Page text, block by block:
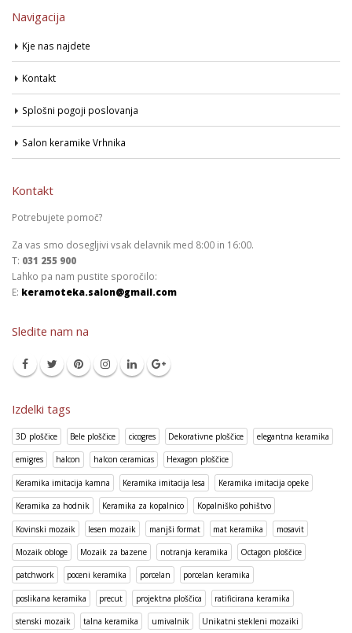
Navigacija
Kje nas najdete
Kontakt
Splošni pogoji poslovanja
Salon keramike Vrhnika
Kontakt
Potrebujete pomoč?
Za vas smo dosegljivi vsak delavnik med 8:00 in 16:00.
T: 031 255 900
Lahko pa nam pustite sporočilo:
E: keramoteka.salon@gmail.com
Sledite nam na
Izdelki tags
3D ploščice Bele ploščice cicogres Dekorativne ploščice elegantna keramika
emigres halcon halcon ceramicas Hexagon ploščice
Keramika imitacija kamna Keramika imitacija lesa Keramika imitacija opeke
Keramika za hodnik Keramika za kopalnico Kopalniško pohištvo
Kovinski mozaik lesen mozaik manjši format mat keramika mosavit
Mozaik obloge Mozaik za bazene notranja keramika Octagon ploščice
patchwork poceni keramika porcelan porcelan keramika
poslikana keramika precut projektna ploščica ratificirana keramika
stenski mozaik talna keramika umivalnik Unikatni stekleni mozaiki